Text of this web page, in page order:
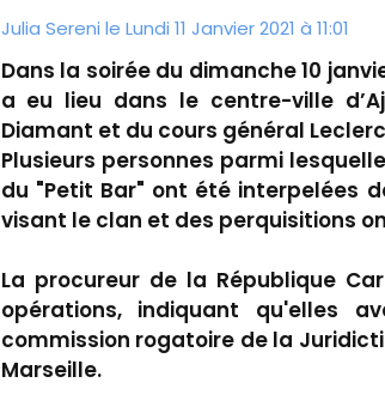
Julia Sereni le Lundi 11 Janvier 2021 à 11:01
Dans la soirée du dimanche 10
a eu lieu dans le centre-ville
Diamant et du cours général
Plusieurs personnes parmi
du "Petit Bar" ont été interpelées
visant le clan et des perquisitions
La procureur de la République
opérations, indiquant qu'elles
commission rogatoire de la
Marseille.